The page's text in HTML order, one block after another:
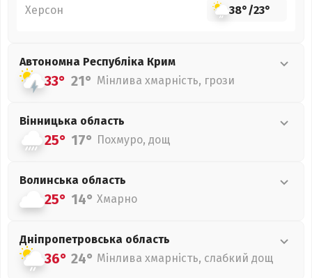
Херсон 38°/23°
Автономна Республіка Крим
33° 21° Мінлива хмарність, грози
Вінницька область
25° 17° Похмуро, дощ
Волинська область
25° 14° Хмарно
Дніпропетровська область
36° 24° Мінлива хмарність, слабкий дощ